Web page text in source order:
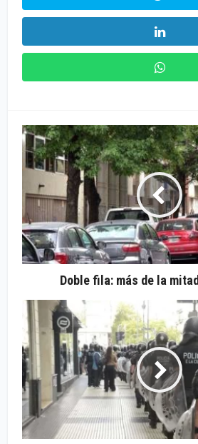
Doble fila: más de la